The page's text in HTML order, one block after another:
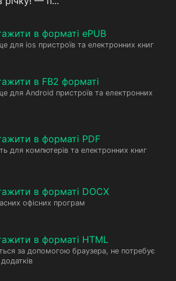
в форматі ePUB
для ios пристроїв та електронних книг
в FB2 форматі
для Android пристроїв та електронних
в форматі PDF
для компютерів та електронних книг
в форматі DOCX
офісних програм
в форматі HTML
за допомогою браузера, не потребує